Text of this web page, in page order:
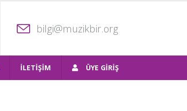
bilgi@muzikbir.org
İLETİŞİM ÜYE GİRİŞ